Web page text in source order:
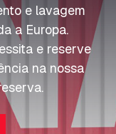
e lavagem
a Europa.
e reserve
na nossa